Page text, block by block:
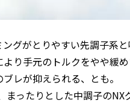
グがとりやすい先調子系
り手元のトルクをやや緩
レが抑えられる、とも。
ったりとした中調子のNX